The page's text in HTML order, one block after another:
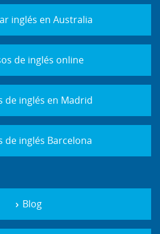
inglés en Australia
de inglés online
de inglés en Madrid
de inglés Barcelona
Blog